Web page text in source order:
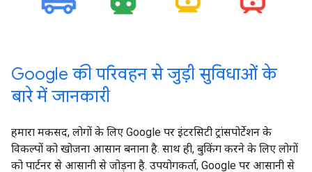
Google की परिवहन से जुड़ी सुविधाओं के
बारे में जानकारी
हमारा मकसद, लोगों के लिए Google पर इंटरसिटी ट्रांसपोर्टेशन के
विकल्पों को खोजना आसान बनाना है. साथ ही, बुकिंग करने के लिए लोगों
को पार्टनर से आसानी से जोड़ना है. उपयोगकर्ता, Google पर आसानी से